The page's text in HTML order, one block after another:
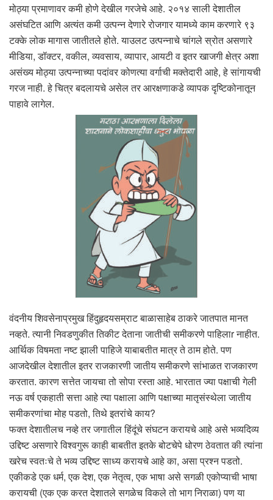
मोठ्या प्रमाणावर कमी होणे देखील गरजेचे आहे. २०१४ साली देशातील
असंघटित आणि अत्यंत कमी उत्पन्न देणारे रोजगार यामध्ये काम करणारे ९३
टक्के लोक मागास जातीतले होते. याउलट उत्पन्नाचे चांगले स्रोत असणारे
मीडिया, डॉक्टर, वकील, व्यवसाय, व्यापार, आयटी व इतर खाजगी क्षेत्र अशा
असंख्य मोठ्या उत्पन्नाच्या पदांवर कोणत्या वर्गाची मक्तेदारी आहे, हे सांगायची
गरज नाही. हे चित्र बदलायचे असेल तर आरक्षणाकडे व्यापक दृष्टिकोनातून
पाहावे लागेल.
वंदनीय शिवसेनाप्रमुख हिंदुहृदयसम्राट बाळासाहेब ठाकरे जातपात मानत
नव्हते. त्यानी निवडणुकीत तिकीट देताना जातीची समीकरणे पाहिलाr नाहीत.
आर्थिक विषमता नष्ट झाली पाहिजे याबाबतीत मात्र ते ठाम होते. पण
आजदेखील देशातील इतर राजकारणी जातीय समीकरणे सांभाळत राजकारण
करतात. कारण सत्तेत जायचा तो सोपा रस्ता आहे. भारतात ज्या पक्षाची गेली
नऊ वर्ष एकहाती सत्ता आहे त्या पक्षाला आणि पक्षाच्या मातृसंस्थेला जातीय
समीकरणांचा मोह पडतो, तिथे इतरांचे काय?
फक्त देशातीलच नव्हे तर जगातील हिंदूंचे संघटन करायचे आहे असे भव्यदिव्य
उद्दिष्ट असणारे विश्वगुरू काही बाबतीत इतके बोटचेपे धोरण ठेवतात की त्यांना
खरेच स्वतःचे ते भव्य उद्दिष्ट साध्य करायचे आहे का, असा प्रश्न पडतो.
एकीकडे एक धर्म, एक देश, एक नेतृत्व, एक भाषा असे सगळी एकोप्याची भाषा
करायची (एक एक करत देशातले सगळेच विकले तो भाग निराळा) पण या